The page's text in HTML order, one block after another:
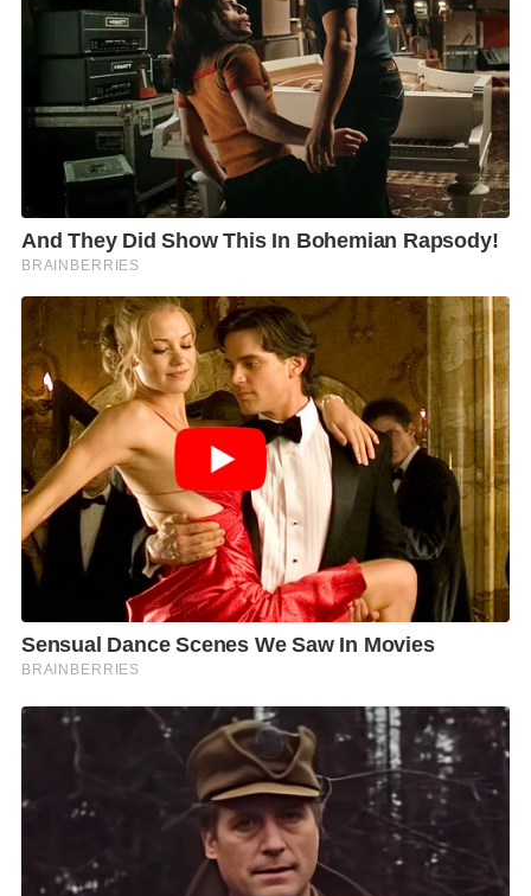
เศรษฐกิจฐานราก เพื่อเติบโตอย่างยั่งยืนควบคู่กับสังคม
ไทยตลอดไป
F
a
e
o
o
k
L
i
e
T
w
i
t
e
r
C
o
L
i
n
Share
S
h
a
r
e